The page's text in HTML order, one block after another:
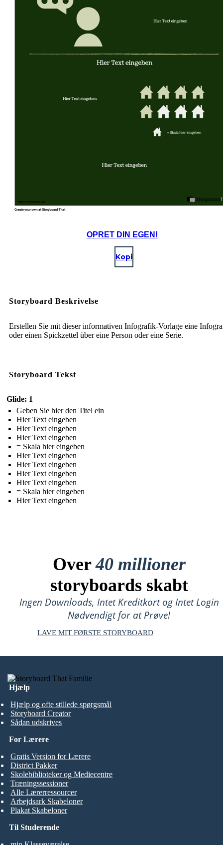
OPRET DIN EGEN!
Kopi
Storyboard Beskrivelse
Erstellen Sie mit dieser informativen Infografik-Vorlage eine
oder einen Spickzettel über eine Person oder eine Serie.
Storyboard Tekst
Glide: 1
Geben Sie hier den Titel ein
Hier Text eingeben
Hier Text eingeben
Hier Text eingeben
= Skala hier eingeben
Hier Text eingeben
Hier Text eingeben
Hier Text eingeben
Hier Text eingeben
= Skala hier eingeben
Hier Text eingeben
Over40 millioner
storyboards skabt
Ingen Downloads, Intet Kreditkort og Intet Login
Nødvendigt for at Prøve!
LAVE MIT FØRSTE STORYBOARD
Hjælp
Hjælp og ofte stillede spørgsmål
Storyboard Creator
Sådan udskrives
Til Studerende
For Lærere
Gratis Version for Lærere
District Pakker
Skolebiblioteker og Mediecentre
Træningssessioner
Alle Lærerressourcer
Arbejdsark Skabeloner
Plakat Skabeloner